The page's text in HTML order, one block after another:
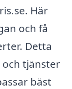
Här
och få
Detta
tjänster
bäst